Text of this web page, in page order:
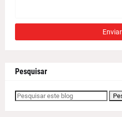
Pesquisar